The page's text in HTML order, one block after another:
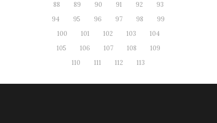
88
89 90 91 92
93
94
95 96 97 98
99
100
101 102 103
104
105
106 107 108
109
110
111 112 113